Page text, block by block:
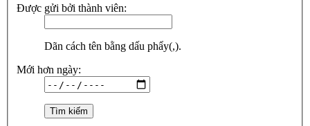
Được gửi bởi thành viên:
Dãn cách tên bằng dấu phẩy(,).
Mới hơn ngày: